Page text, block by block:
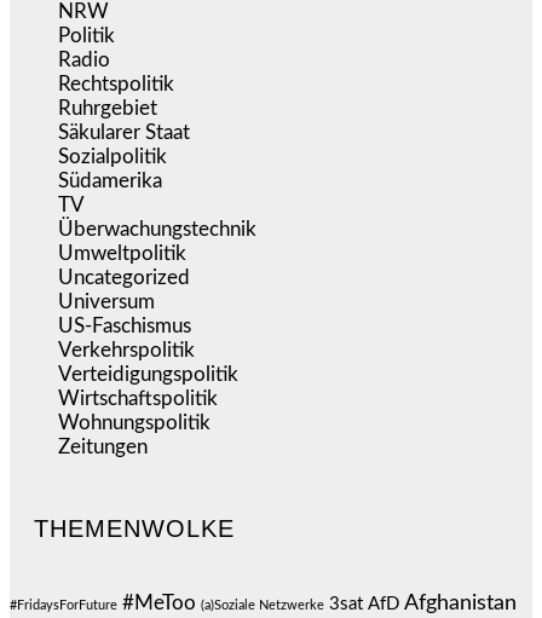
NRW
Politik
Radio
Rechtspolitik
Ruhrgebiet
Säkularer Staat
Sozialpolitik
Südamerika
TV
Überwachungstechnik
Umweltpolitik
Uncategorized
Universum
US-Faschismus
Verkehrspolitik
Verteidigungspolitik
Wirtschaftspolitik
Wohnungspolitik
Zeitungen
THEMENWOLKE
#FridaysForFuture #MeToo (a)Soziale Netzwerke 3sat AfD Afghanistan